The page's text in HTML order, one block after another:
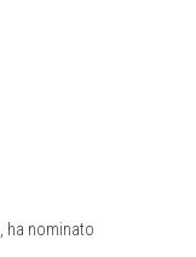
ha nominato